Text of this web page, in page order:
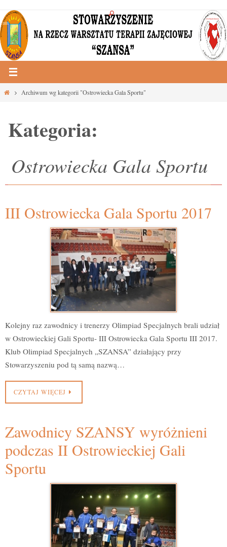
Przejdź
do
treści
StronaArchiwum wg kategorii "Ostrowiecka Gala Sportu"
Kategoria:
Ostrowiecka Gala Sportu
III Ostrowiecka Gala Sportu 2017
Kolejny raz zawodnicy i trenerzy Olimpiad Specjalnych brali udział
w Ostrowieckiej Gali Sportu- III Ostrowiecka Gala Sportu III 2017.
Klub Olimpiad Specjalnych „SZANSA” działający przy
Stowarzyszeniu pod tą samą nazwą…
CZYTAJ WIĘCEJ
Zawodnicy SZANSY wyróżnieni
podczas II Ostrowieckiej Gali
Sportu